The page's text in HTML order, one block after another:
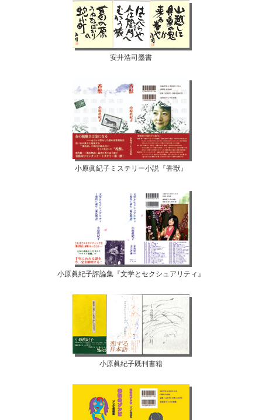
安井浩司墨書
小原眞紀子ミステリー小説『香獣』
小原眞紀子評論集『文学とセクシュアリティ』
小原眞紀子既刊書籍